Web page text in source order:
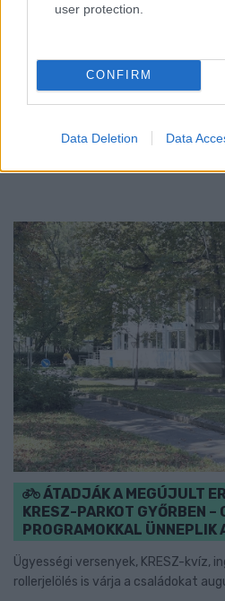
user protection.
CONFIRM
Data Deletion Data
MAGYARORSZÁG
TOVÁBBRA IS KRITIKUS
kormány.
ÁTADJÁK A MEGÚJULT
KRESZ-PARKOT GYŐRBEN –
PROGRAMOKKAL
Ügyességi versenyek, KRESZ-kvíz,
rollerjelölés is várja a családokat